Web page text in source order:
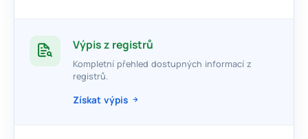
Výpis z registrů
Kompletní přehled dostupných informací z
registrů.
Získat výpis